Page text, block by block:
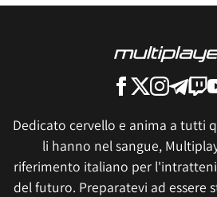
Dedicato cervello e anima a tutti
li hanno nel sangue,
riferimento italiano per
del futuro. Preparatevi ad essere